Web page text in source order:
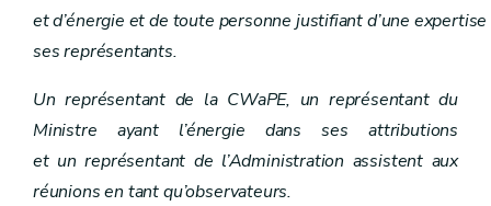
Chapitre X Promotion des sources d'énergie renouvelables et de la cogénération de qualité
Art. 37
Art. 38
Art. 40
Art. 41
Art. 42
Chapitre XIII Sanctions
Art. 52
et d’énergie et de toute personne justifiant d’une
ses représentants.
Un représentant de la CWaPE, un représentant du
Ministre ayant l’énergie dans ses attributions
et un représentant de l’Administration assistent aux
réunions en tant qu’observateurs.